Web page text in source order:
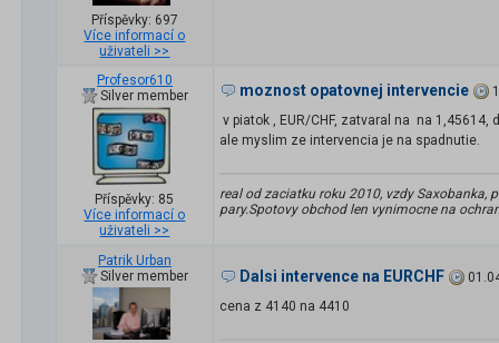
Příspěvky: 697
Více informací o
uživateli >>
Profesor610
Silver member
Příspěvky: 85
Více informací o
uživateli >>
moznost opatovnej intervencie
v piatok , EUR/CHF, zatvaral na na
ale myslim ze intervencia je na spadnutie.
real od zaciatku roku 2010, vzdy Saxobanka,
pary.Spotovy obchod len vynimocne na
Patrik Urban
Silver member
Dalsi intervence na EURCHF
cena z 4140 na 4410